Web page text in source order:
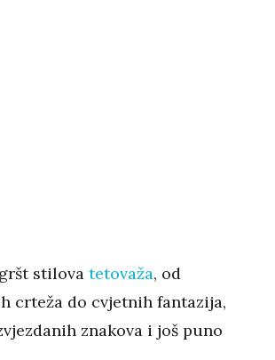
stilova tetovaža, od
crteža do cvjetnih fantazija,
znakova i još puno